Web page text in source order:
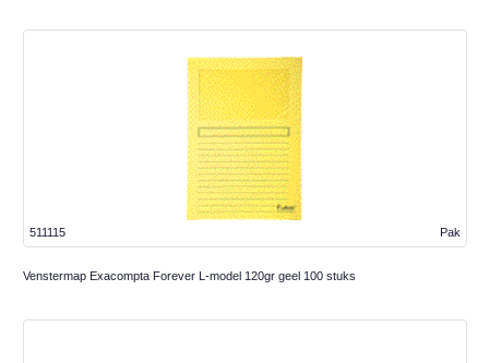
Pak
511115
Venstermap Exacompta Forever L-model 120gr geel 100 stuks